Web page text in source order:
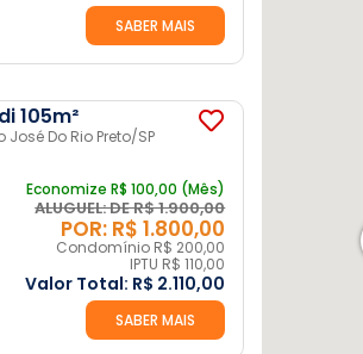
SABER MAIS
105m²
Do Rio Preto/SP
Economize R$ 100,00 (Mês)
ALUGUEL: DE R$ 1.900,00
POR: R$ 1.800,00
Condomínio R$ 200,00
IPTU R$ 110,00
Valor Total: R$ 2.110,00
SABER MAIS